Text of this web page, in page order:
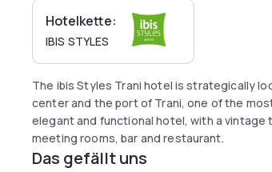
Hotelkette:
IBIS STYLES
The ibis Styles Trani hotel is strategically
center and the port of Trani, one of the
elegant and functional hotel, with a vintage
meeting rooms, bar and restaurant.
Das gefällt uns